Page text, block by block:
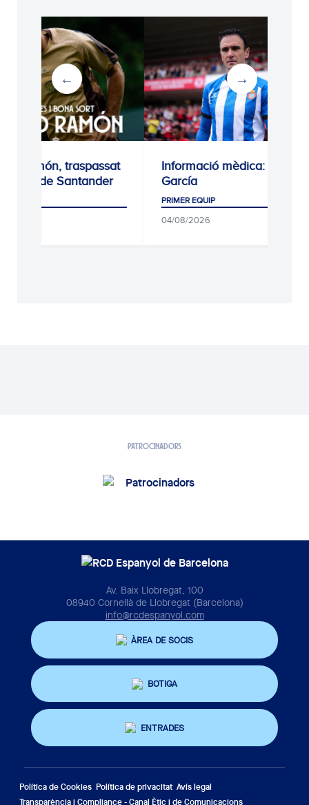
Informació mèdica: Kike
García
Proper
06/08/2026
PATROCINADORS
Av. Baix Llobregat, 100
08940 Cornellà de Llobregat (Barcelona)
info@rcdespanyol.com
ÀREA DE SOCIS
BOTIGA
ENTRADES
Política de Cookies Política de privacitat Avís legal
Transparència i Compliance - Canal Ètic i de Comunicacions